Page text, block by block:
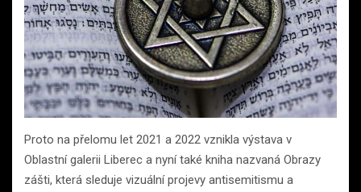
Proto na přelomu let 2021 a 2022 vznikla výstava v
Oblastní galerii Liberec a nyní také kniha nazvaná Obrazy
zášti, která sleduje vizuální projevy antisemitismu a